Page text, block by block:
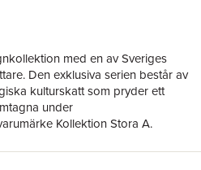
med en av Sveriges
Den exklusiva serien består av
kulturskatt som pryder ett
under
Kollektion Stora A.